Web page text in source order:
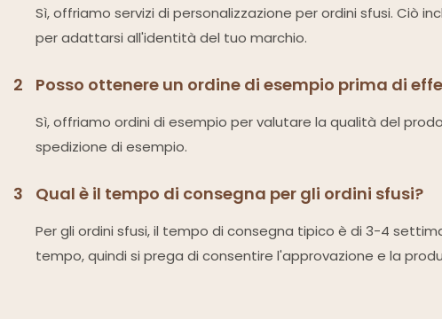
Sì, offriamo servizi di personalizzazione per ordini sfusi. Ciò
per adattarsi all'identità del tuo marchio.
2 Posso ottenere un ordine di esempio prima di
Sì, offriamo ordini di esempio per valutare la qualità del
spedizione di esempio.
3 Qual è il tempo di consegna per gli ordini sfusi?
Per gli ordini sfusi, il tempo di consegna tipico è di 3-4
tempo, quindi si prega di consentire l'approvazione e la